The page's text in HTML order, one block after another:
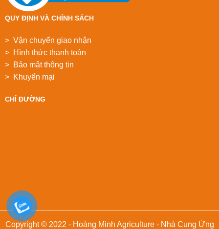
QUY ĐỊNH VÀ CHÍNH SÁCH
> Vận chuyển giao nhận
> Hình thức thanh toán
> Bảo mật thông tin
> Khuyển mại
CHỈ ĐƯỜNG
Copyright © 2022 - Hoàng Minh Agriculture - Nhà Cung Ứng